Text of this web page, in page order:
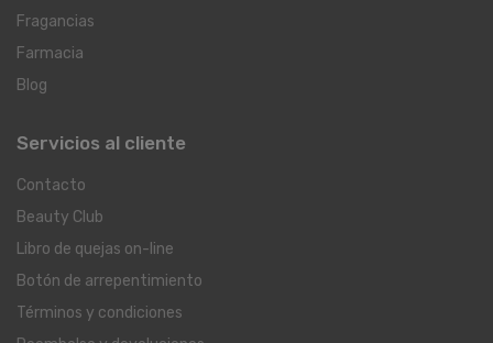
Fragancias
Farmacia
Blog
Servicios al cliente
Contacto
Beauty Club
Libro de quejas on-line
Botón de arrepentimiento
Términos y condiciones